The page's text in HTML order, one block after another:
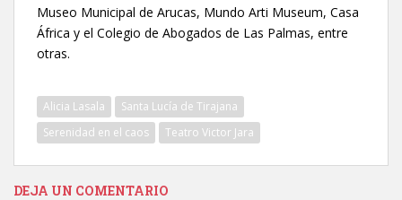
Museo Municipal de Arucas, Mundo Arti Museum, Casa
África y el Colegio de Abogados de Las Palmas, entre
otras.
Alicia Lasala
Santa Lucía de Tirajana
Serenidad en el caos
Teatro Victor Jara
DEJA UN COMENTARIO